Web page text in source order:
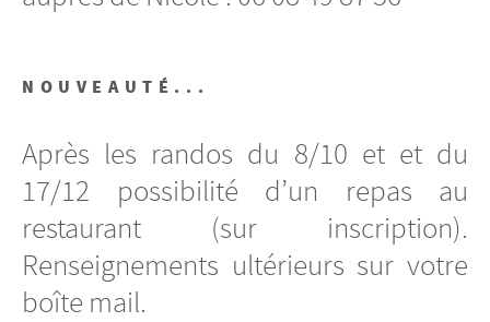
NOUVEAUTÉ...
Après les randos du 8/10 et et du
17/12 possibilité d’un repas au
restaurant (sur inscription).
Renseignements ultérieurs sur votre
boîte mail.